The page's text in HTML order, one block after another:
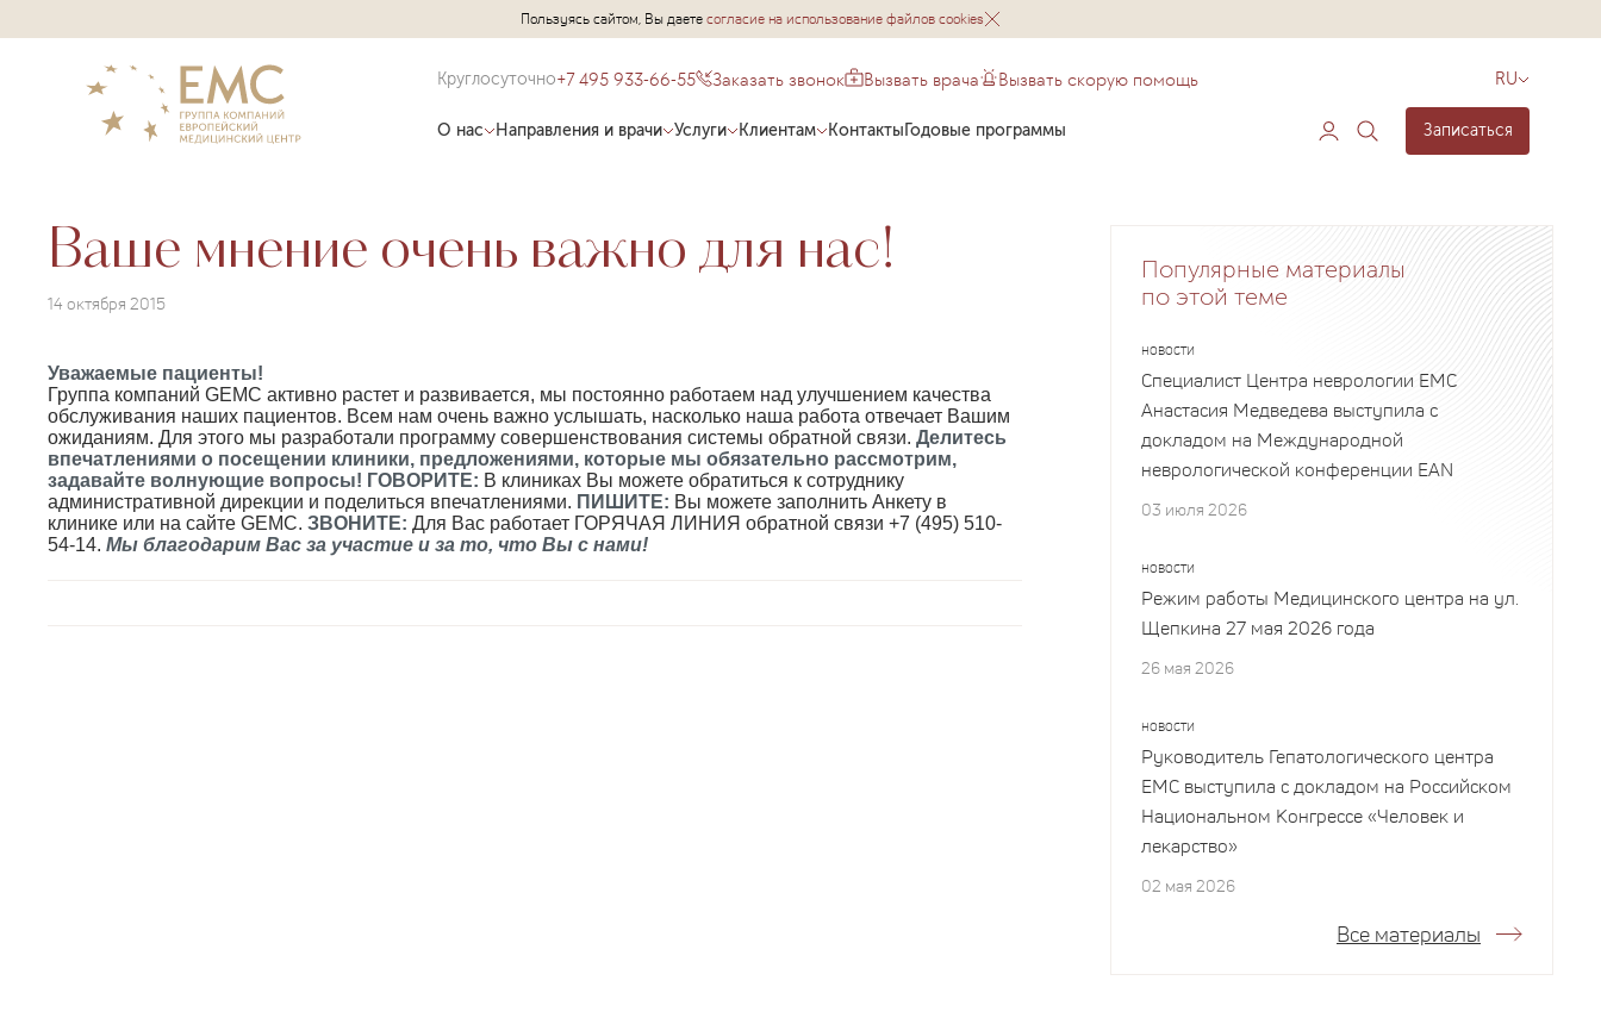
Пользуясь сайтом, Вы даетесогласие на использование файлов cookies
Круглосуточно+7 495 933-66-55 Заказать звонок Вызвать врача Вызвать скорую помощь RU
О нас Направления и врачи Услуги Клиентам КонтактыГодовые программы Записаться
Ваше мнение очень важно для нас!
14 октября 2015
Уважаемые пациенты!
Группа компаний GEMC активно растет и развивается, мы постоянно работаем над улучшением качества
обслуживания наших пациентов. Всем нам очень важно услышать, насколько наша работа отвечает Вашим
ожиданиям. Для этого мы разработали программу совершенствования системы обратной связи. Делитесь
впечатлениями о посещении клиники, предложениями, которые мы обязательно рассмотрим,
задавайте волнующие вопросы! ГОВОРИТЕ: В клиниках Вы можете обратиться к сотруднику
административной дирекции и поделиться впечатлениями. ПИШИТЕ: Вы можете заполнить Анкету в
клинике или на сайте GEMC. ЗВОНИТЕ: Для Вас работает ГОРЯЧАЯ ЛИНИЯ обратной связи +7 (495) 510-
54-14. Мы благодарим Вас за участие и за то, что Вы с нами!
Популярные материалы
по этой теме
НОВОСТИ
Специалист Центра неврологии EMC
Анастасия Медведева выступила с
докладом на Международной
неврологической конференции EAN
03 июля 2026
НОВОСТИ
Режим работы Медицинского центра на ул.
Щепкина 27 мая 2026 года
26 мая 2026
НОВОСТИ
Руководитель Гепатологического центра
EMC выступила с докладом на Российском
Национальном Конгрессе «Человек и
лекарство»
02 мая 2026
Все материалы